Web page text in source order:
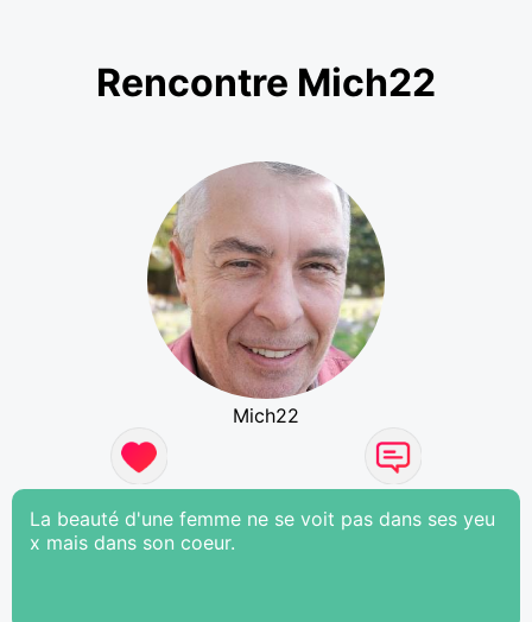
Rencontre Mich22
Mich22
La beauté d'une femme ne se voit pas dans ses yeu
x mais dans son coeur.